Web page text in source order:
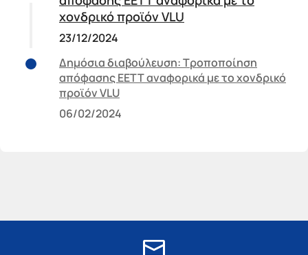
χονδρικό προϊόν VLU
23/12/2024
Δημόσια διαβούλευση: Τροποποίηση
απόφασης ΕΕΤΤ αναφορικά με το χονδρικό
προϊόν VLU
06/02/2024